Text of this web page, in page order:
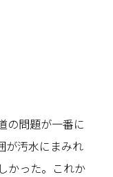
の問題が一番に
が汚水にまみれ
かった。これか